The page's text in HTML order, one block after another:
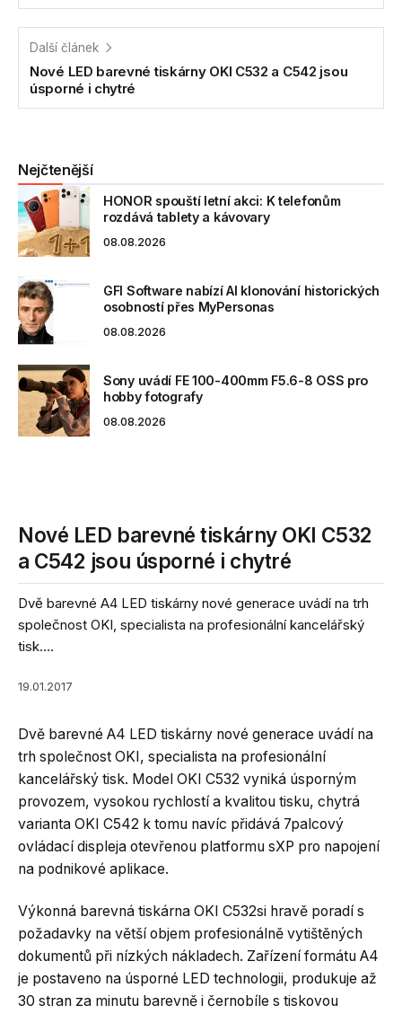
Další článek
Nové LED barevné tiskárny OKI C532 a C542 jsou
úsporné i chytré
Nejčtenější
HONOR spouští letní akci: K telefonům
rozdává tablety a kávovary
08.08.2026
GFI Software nabízí AI klonování historických
osobností přes MyPersonas
08.08.2026
Sony uvádí FE 100-400mm F5.6-8 OSS pro
hobby fotografy
08.08.2026
Nové LED barevné tiskárny OKI C532
a C542 jsou úsporné i chytré
Dvě barevné A4 LED tiskárny nové generace uvádí na trh
společnost OKI, specialista na profesionální kancelářský
tisk....
19.01.2017
Dvě barevné A4 LED tiskárny nové generace uvádí na
trh společnost OKI, specialista na profesionální
kancelářský tisk. Model OKI C532 vyniká úsporným
provozem, vysokou rychlostí a kvalitou tisku, chytrá
varianta OKI C542 k tomu navíc přidává 7palcový
ovládací displeja otevřenou platformu sXP pro napojení
na podnikové aplikace.
Výkonná barevná tiskárna OKI C532si hravě poradí s
požadavky na větší objem profesionálně vytištěných
dokumentů při nízkých nákladech. Zařízení formátu A4
je postaveno na úsporné LED technologii, produkuje až
30 stran za minutu barevně i černobíle s tiskovou